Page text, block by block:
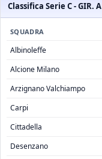
Classifica Serie C - GIR. A
SQUADRA
Albinoleffe
Alcione Milano
Arzignano Valchiampo
Carpi
Cittadella
Desenzano